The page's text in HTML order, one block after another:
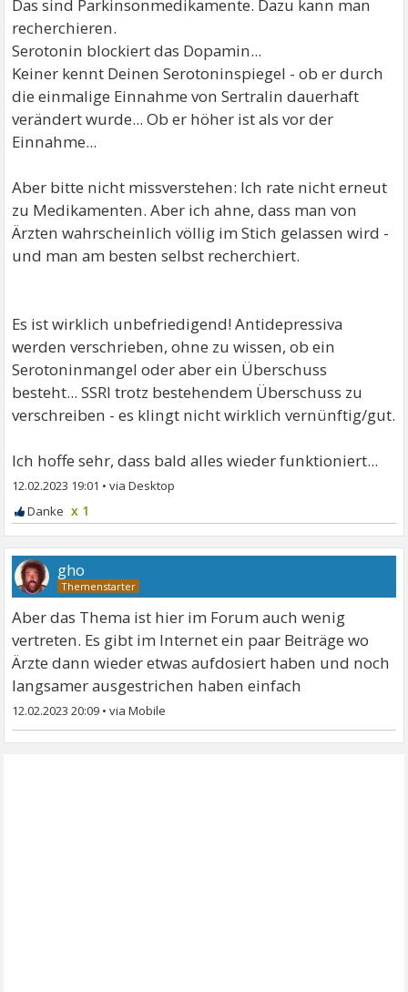
Das sind Parkinsonmedikamente. Dazu kann man
recherchieren.
Serotonin blockiert das Dopamin...
Keiner kennt Deinen Serotoninspiegel - ob er durch
die einmalige Einnahme von Sertralin dauerhaft
verändert wurde... Ob er höher ist als vor der
Einnahme...
Aber bitte nicht missverstehen: Ich rate nicht erneut
zu Medikamenten. Aber ich ahne, dass man von
Ärzten wahrscheinlich völlig im Stich gelassen wird -
und man am besten selbst recherchiert.
Es ist wirklich unbefriedigend! Antidepressiva
werden verschrieben, ohne zu wissen, ob ein
Serotoninmangel oder aber ein Überschuss
besteht... SSRI trotz bestehendem Überschuss zu
verschreiben - es klingt nicht wirklich vernünftig/gut.
Ich hoffe sehr, dass bald alles wieder funktioniert...
12.02.2023 19:01 •
x 1
gho
Aber das Thema ist hier im Forum auch wenig
vertreten. Es gibt im Internet ein paar Beiträge wo
Ärzte dann wieder etwas aufdosiert haben und noch
langsamer ausgestrichen haben einfach
12.02.2023 20:09 •